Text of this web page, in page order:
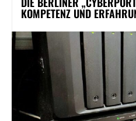
KOMPETENZ UND